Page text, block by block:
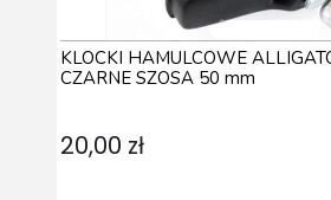
KLOCKI HAMULCOWE
CZARNE SZOSA 50 mm
20,00 zł